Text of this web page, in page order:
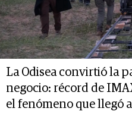
La Odisea convirtió la
negocio: récord de
el fenómeno que llegó